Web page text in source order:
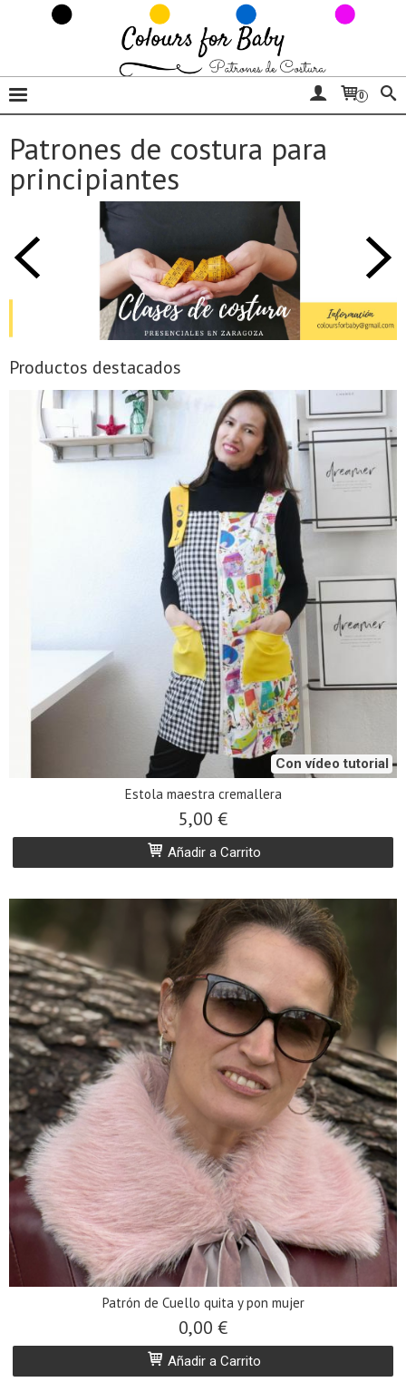
0
Patrones de costura para
principiantes
Productos destacados
Con vídeo tutorial
Estola maestra cremallera
5,00 €
Añadir a Carrito
Patrón de Cuello quita y pon mujer
0,00 €
Añadir a Carrito